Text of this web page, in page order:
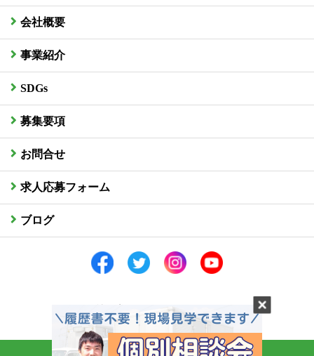
会社概要
事業紹介
SDGs
募集要項
お問合せ
求人応募フォーム
ブログ
社員専用サイトはこちら
Copyright (C) Butsuryu Service All Right Reserved.